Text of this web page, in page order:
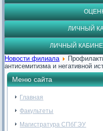
ЛИЧНЫЙ
ЛИЧНЫЙ
Новости филиала
антисемитизма и негативной
Меню сайта
Главная
Факультеты
Магистратура СПбГЭУ